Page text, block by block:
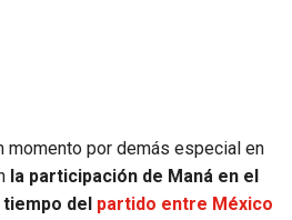
momento por demás especial en
la participación de Maná en el
del partido entre México